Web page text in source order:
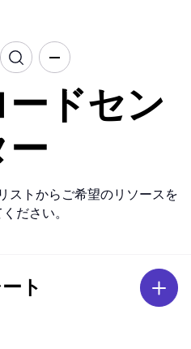
ドセン
ー
ストからご希望のリソースを
ださい。
ト